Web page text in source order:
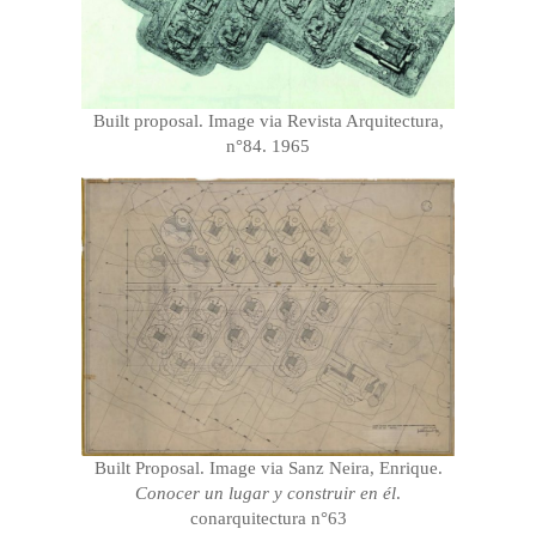
Built proposal. Image via Revista Arquitectura,
n°84. 1965
Built Proposal. Image via Sanz Neira, Enrique.
Conocer un lugar y construir en él.
conarquitectura n°63